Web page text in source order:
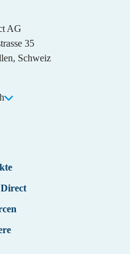
AG
35
Schweiz